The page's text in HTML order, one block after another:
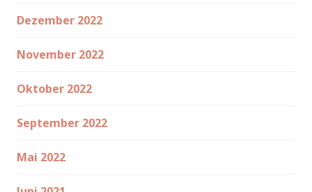
Dezember 2022
November 2022
Oktober 2022
September 2022
Mai 2022